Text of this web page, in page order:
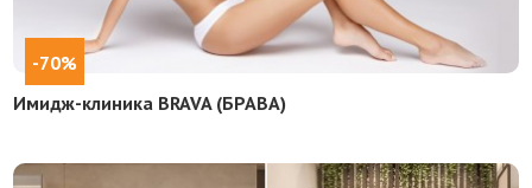
-70%
Имидж-клиника BRAVA (БРАВА)